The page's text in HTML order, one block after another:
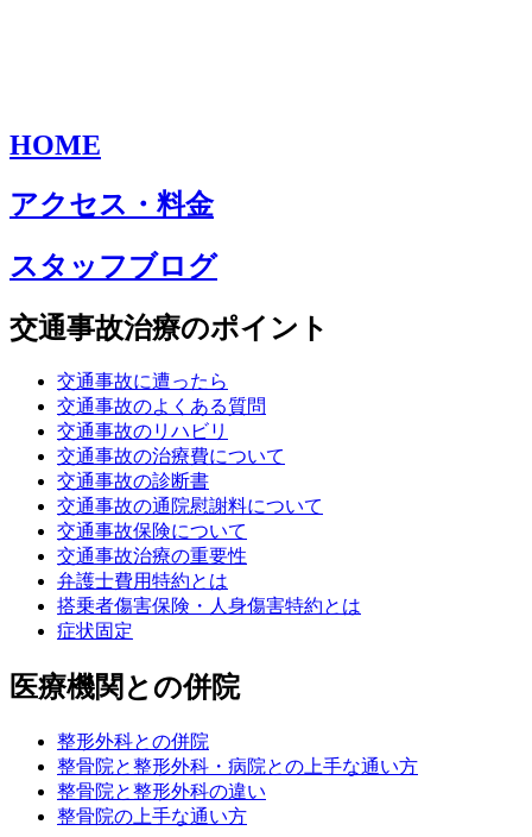
HOME
アクセス・料金
スタッフブログ
交通事故治療のポイント
交通事故に遭ったら
交通事故のよくある質問
交通事故のリハビリ
交通事故の治療費について
交通事故の診断書
交通事故の通院慰謝料について
交通事故保険について
交通事故治療の重要性
弁護士費用特約とは
搭乗者傷害保険・人身傷害特約とは
症状固定
医療機関との併院
整形外科との併院
整骨院と整形外科・病院との上手な通い方
整骨院と整形外科の違い
整骨院の上手な通い方